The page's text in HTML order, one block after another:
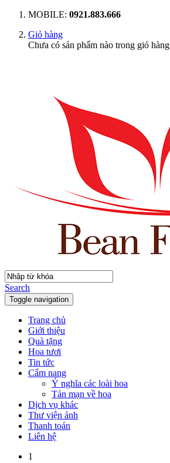
MOBILE: 0921.883.666
Giỏ hàng
Chưa có sản phẩm nào trong giỏ hàng
Search
Toggle navigation
Trang chủ
Giới thiệu
Quà tặng
Hoa tươi
Tin tức
Cẩm nang
Ý nghĩa các loài hoa
Tản mạn về hoa
Dịch vụ khác
Thư viện ảnh
Thanh toán
Liên hệ
1